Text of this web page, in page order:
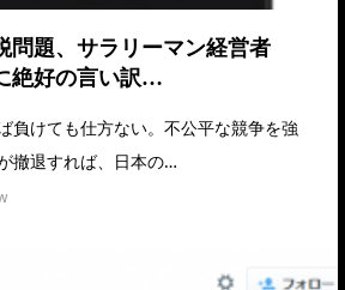
問題、サラリーマン経営者
絶好の言い訳…
負けても仕方ない。不公平な競争を強
撤退すれば、日本の…